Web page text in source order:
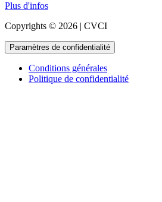
Plus d'infos
Copyrights © 2026 | CVCI
Paramètres de confidentialité
Conditions générales
Politique de confidentialité